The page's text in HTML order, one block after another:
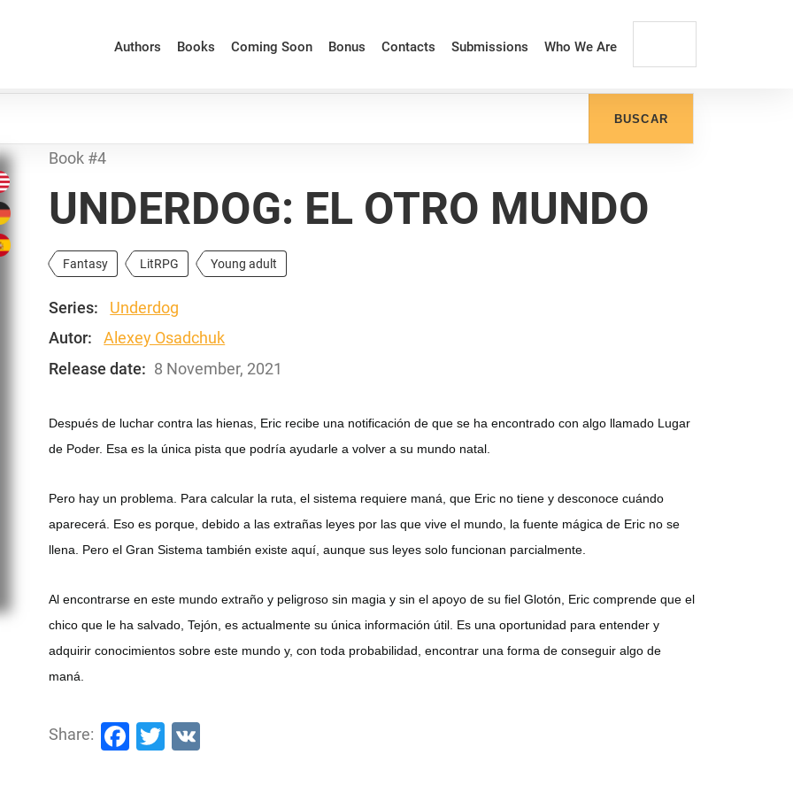
Authors Books Coming Soon Bonus Contacts Submissions Who We Are
BUSCAR
Book #4
UNDERDOG: EL OTRO MUNDO
Fantasy LitRPG Young adult
Series:
Underdog
Autor:
Alexey Osadchuk
Release date: 8 November, 2021
Después de luchar contra las hienas, Eric recibe una notificación de que se ha encontrado con algo llamado Lugar
de Poder. Esa es la única pista que podría ayudarle a volver a su mundo natal.
Pero hay un problema. Para calcular la ruta, el sistema requiere maná, que Eric no tiene y desconoce cuándo
aparecerá. Eso es porque, debido a las extrañas leyes por las que vive el mundo, la fuente mágica de Eric no se
llena. Pero el Gran Sistema también existe aquí, aunque sus leyes solo funcionan parcialmente.
Al encontrarse en este mundo extraño y peligroso sin magia y sin el apoyo de su fiel Glotón, Eric comprende que el
chico que le ha salvado, Tejón, es actualmente su única información útil. Es una oportunidad para entender y
adquirir conocimientos sobre este mundo y, con toda probabilidad, encontrar una forma de conseguir algo de
maná.
Share: Facebook
Twitter